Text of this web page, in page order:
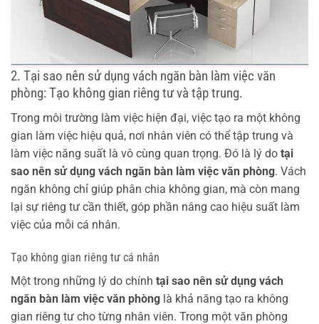
2. Tại sao nên sử dụng vách ngăn bàn làm việc văn
phòng: Tạo không gian riêng tư và tập trung.
Trong môi trường làm việc hiện đại, việc tạo ra một không
gian làm việc hiệu quả, nơi nhân viên có thể tập trung và
làm việc năng suất là vô cùng quan trọng. Đó là lý do tại
sao nên sử dụng vách ngăn bàn làm việc văn phòng. Vách
ngăn không chỉ giúp phân chia không gian, mà còn mang
lại sự riêng tư cần thiết, góp phần nâng cao hiệu suất làm
việc của mỗi cá nhân.
Tạo không gian riêng tư cá nhân
Một trong những lý do chính tại sao nên sử dụng vách
ngăn bàn làm việc văn phòng là khả năng tạo ra không
gian riêng tư cho từng nhân viên. Trong một văn phòng